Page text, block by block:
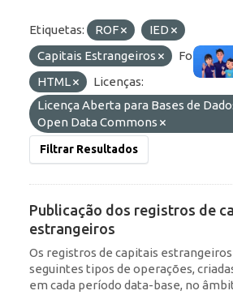
Etiquetas: ROF
IED
Capitais Estrangeiros
Formatos:
HTML
Licenças:
Licença Aberta para Bases de
Open Data Commons
Filtrar Resultados
Publicação dos registros de
estrangeiros
Os registros de capitais
seguintes tipos de operações,
em cada período data-base, no